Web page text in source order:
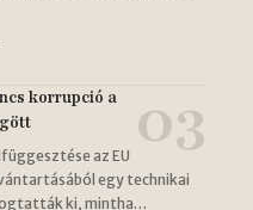
korrupció a
az EU
egy technikai
ki, mintha…